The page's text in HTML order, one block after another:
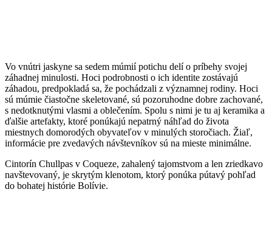
Vo vnútri jaskyne sa sedem múmií potichu delí o príbehy svojej
záhadnej minulosti. Hoci podrobnosti o ich identite zostávajú
záhadou, predpokladá sa, že pochádzali z významnej rodiny. Hoci
sú múmie čiastočne skeletované, sú pozoruhodne dobre zachované,
s nedotknutými vlasmi a oblečením. Spolu s nimi je tu aj keramika a
ďalšie artefakty, ktoré ponúkajú nepatrný náhľad do života
miestnych domorodých obyvateľov v minulých storočiach. Žiaľ,
informácie pre zvedavých návštevníkov sú na mieste minimálne.
Cintorín Chullpas v Coqueze, zahalený tajomstvom a len zriedkavo
navštevovaný, je skrytým klenotom, ktorý ponúka pútavý pohľad
do bohatej histórie Bolívie.